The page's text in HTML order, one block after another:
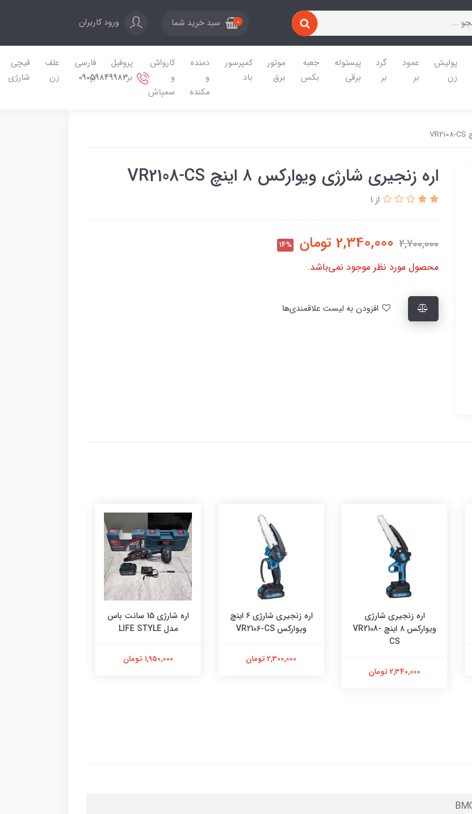
0 سبد خرید شما ورود کاربران
پولیش
زن
عمود
بر
گرد
بر
پیستوله
برقی
جعبه
بکس
موتور
برق
کمپرسور
باد
دمنده
و
مکنده
کارواش
و
سمپاش
پروفیل
بر
فارسی
بر
علف
زن
قیچی
شارژی
09059849983
اره زنجیری شارژی ویوارکس ۸ اینچ VR2108-CS
از 1
2,700,000
2,340,000 تومان 14%
محصول مورد نظر موجود نمی‌باشد.
اره زنجیری شارژی
ویوارکس ۸ اینچ VR2108-
CS
2,340,000 تومان
اره زنجیری شارژی ۶ اینچ
ویوارکس VR2106-CS
2,300,000 تومان
اره شارژی 15 سانت باس
مدل LIFE STYLE
1,950,000 تومان